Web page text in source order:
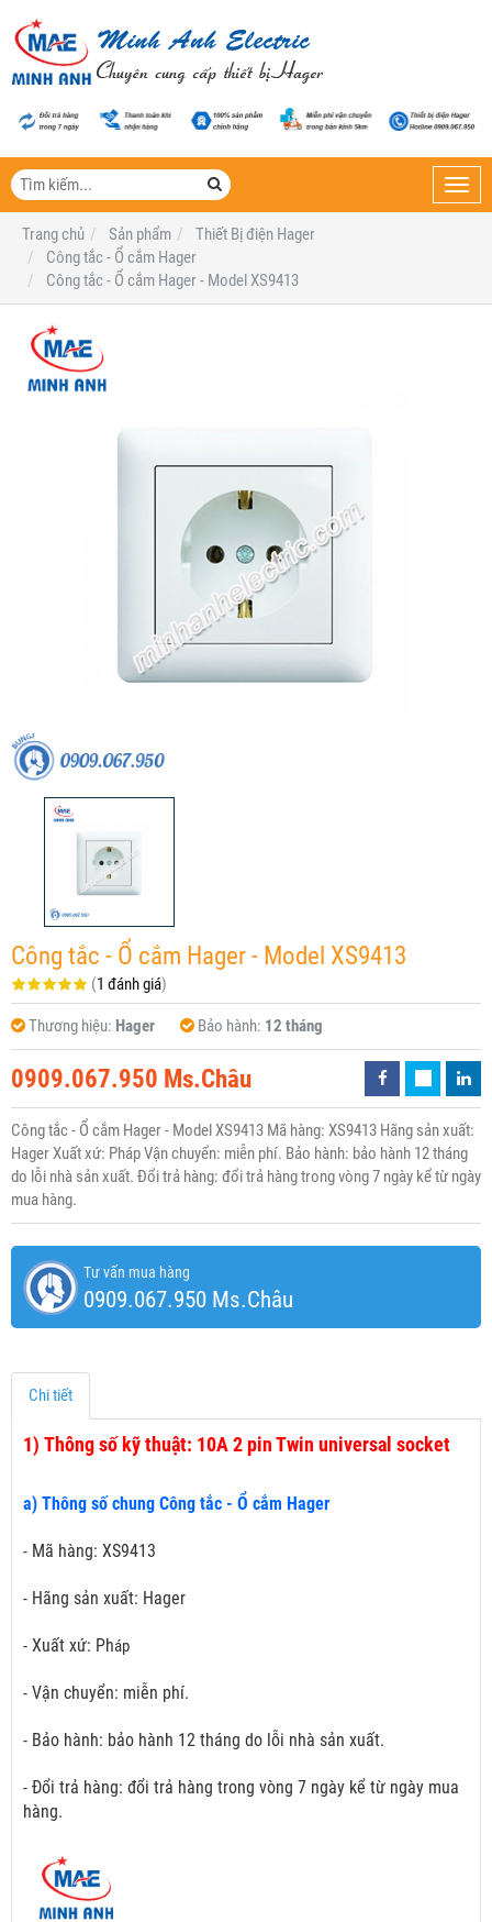
Trang chủ
Sản phẩm
Thiết Bị điện Hager
Công tắc - Ổ cắm Hager
Công tắc - Ổ cắm Hager - Model XS9413
Công tắc - Ổ cắm Hager - Model XS9413
(1 đánh giá)
Thương hiệu: Hager Bảo hành: 12 tháng
0909.067.950 Ms.Châu
Công tắc - Ổ cắm Hager - Model XS9413 Mã hàng: XS9413 Hãng sản xuất:
Hager Xuất xứ: Pháp Vận chuyển: miễn phí. Bảo hành: bảo hành 12 tháng
do lỗi nhà sản xuất. Đổi trả hàng: đổi trả hàng trong vòng 7 ngày kể từ ngày
mua hàng.
Tư vấn mua hàng
0909.067.950 Ms.Châu
Chi tiết
1) Thông số kỹ thuật: 10A 2 pin Twin universal socket
a) Thông số chung Công tắc - Ổ cắm Hager
- Mã hàng: XS9413
- Hãng sản xuất: Hager
- Xuất xứ: Pháp
- Vận chuyển: miễn phí.
- Bảo hành: bảo hành 12 tháng do lỗi nhà sản xuất.
- Đổi trả hàng: đổi trả hàng trong vòng 7 ngày kể từ ngày mua
hàng.